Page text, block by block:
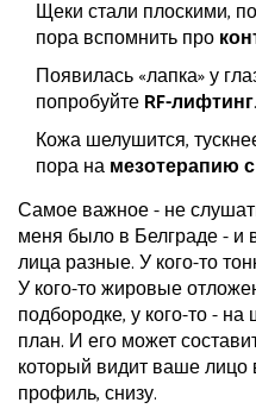
Щеки стали плоскими,
пора вспомнить про
Появилась «лапка» у
попробуйтеRF-лифтинг.
Кожа шелушится,
пора намезотерапию
Самое важное - не
меня было в Белграде - и
лица разные. У кого-то
У кого-то жировые
подбородке, у кого-то -
план. И его может
который видит ваше лицо
профиль, снизу.